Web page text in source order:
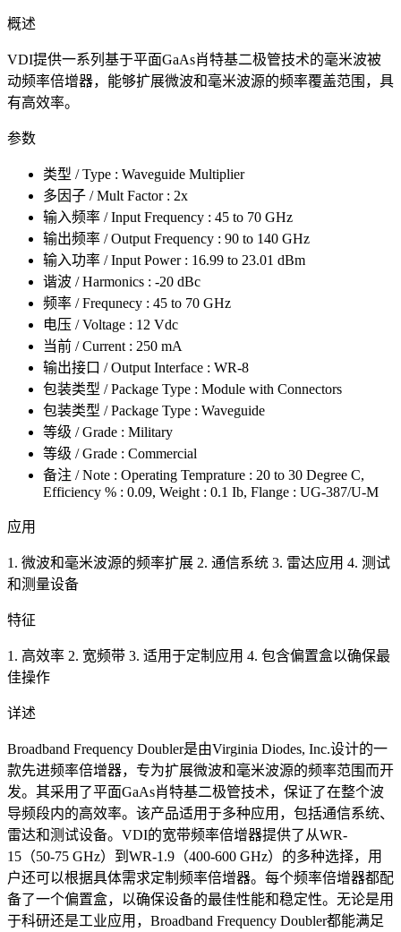
概述
VDI提供一系列基于平面GaAs肖特基二极管技术的毫米波被
动频率倍增器，能够扩展微波和毫米波源的频率覆盖范围，具
有高效率。
参数
类型 / Type : Waveguide Multiplier
多因子 / Mult Factor : 2x
输入频率 / Input Frequency : 45 to 70 GHz
输出频率 / Output Frequency : 90 to 140 GHz
输入功率 / Input Power : 16.99 to 23.01 dBm
谐波 / Harmonics : -20 dBc
频率 / Frequnecy : 45 to 70 GHz
电压 / Voltage : 12 Vdc
当前 / Current : 250 mA
输出接口 / Output Interface : WR-8
包装类型 / Package Type : Module with Connectors
包装类型 / Package Type : Waveguide
等级 / Grade : Military
等级 / Grade : Commercial
备注 / Note : Operating Temprature : 20 to 30 Degree C,
Efficiency % : 0.09, Weight : 0.1 Ib, Flange : UG-387/U-M
应用
1. 微波和毫米波源的频率扩展 2. 通信系统 3. 雷达应用 4. 测试
和测量设备
特征
1. 高效率 2. 宽频带 3. 适用于定制应用 4. 包含偏置盒以确保最
佳操作
详述
Broadband Frequency Doubler是由Virginia Diodes, Inc.设计的一
款先进频率倍增器，专为扩展微波和毫米波源的频率范围而开
发。其采用了平面GaAs肖特基二极管技术，保证了在整个波
导频段内的高效率。该产品适用于多种应用，包括通信系统、
雷达和测试设备。VDI的宽带频率倍增器提供了从WR-
15（50-75 GHz）到WR-1.9（400-600 GHz）的多种选择，用
户还可以根据具体需求定制频率倍增器。每个频率倍增器都配
备了一个偏置盒，以确保设备的最佳性能和稳定性。无论是用
于科研还是工业应用，Broadband Frequency Doubler都能满足